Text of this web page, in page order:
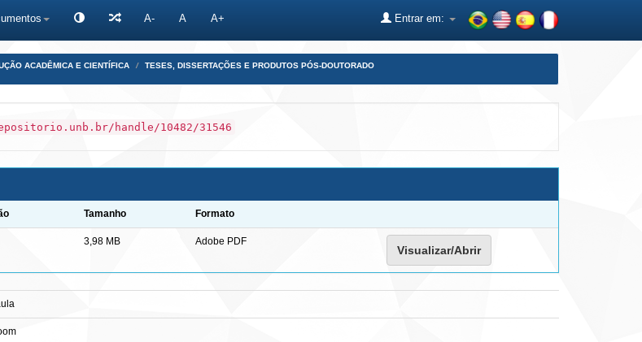
A- A A+ Entrar em:
ACADÊMICA E CIENTÍFICA TESES, DISSERTAÇÕES E PRODUTOS PÓS-DOUTORADO
handle/10482/31546
Tamanho Formato
3,98 MB Adobe PDF
Visualizar/Abrir